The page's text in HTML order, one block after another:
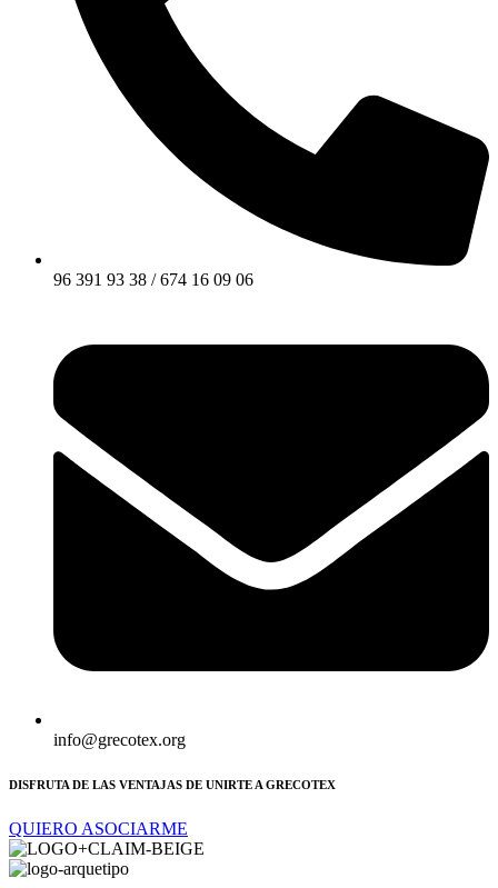
96 391 93 38 / 674 16 09 06
info@grecotex.org
DISFRUTA DE LAS VENTAJAS DE UNIRTE A GRECOTEX
QUIERO ASOCIARME